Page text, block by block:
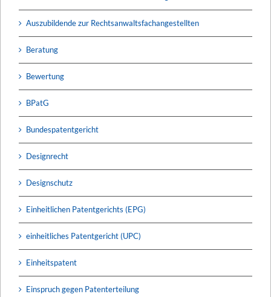
Auszubildende zur Rechtsanwaltsfachangestellten
Beratung
Bewertung
BPatG
Bundespatentgericht
Designrecht
Designschutz
Einheitlichen Patentgerichts (EPG)
einheitliches Patentgericht (UPC)
Einheitspatent
Einspruch gegen Patenterteilung